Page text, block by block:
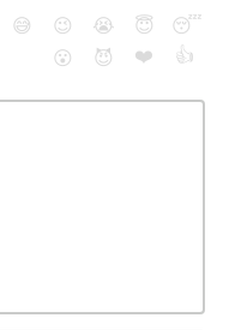
😅 😉 😭 😇
😴
😮
😈 ❤️ 👍